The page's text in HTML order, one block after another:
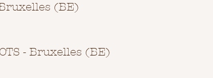
(BE)
- Bruxelles (BE)